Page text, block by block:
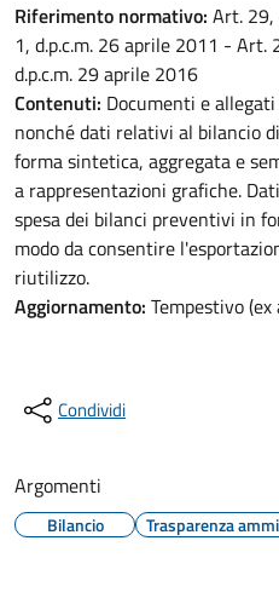
Riferimento normativo: Art. 29,
1, d.p.c.m. 26 aprile 2011 -
d.p.c.m. 29 aprile 2016
Contenuti: Documenti e
nonché dati relativi al bilancio
forma sintetica, aggregata e
a rappresentazioni grafiche.
spesa dei bilanci preventivi in
modo da consentire
riutilizzo.
Aggiornamento: Tempestivo
Condividi
Argomenti
Bilancio Trasparenza